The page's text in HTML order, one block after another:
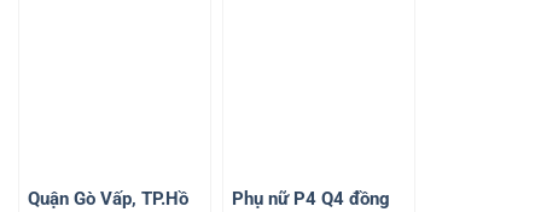
Quận Gò Vấp, TP.Hồ
Phụ nữ P4 Q4 đồng